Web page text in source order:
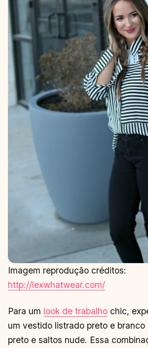
Imagem reprodução créditos:
http://lexwhatwear.com/
Para um look de trabalho chic,
um vestido listrado preto e branco
preto e saltos nude. Essa